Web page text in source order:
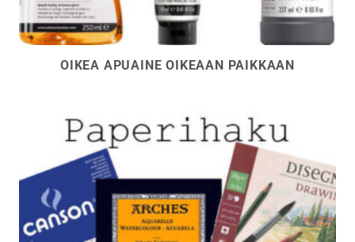
OIKEA APUAINE OIKEAAN PAIKKAAN